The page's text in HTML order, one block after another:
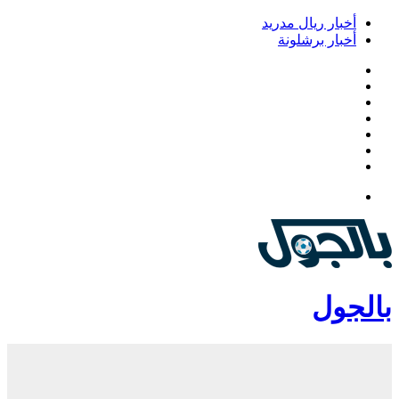
أخبار ريال مدريد
أخبار برشلونة
بالجول